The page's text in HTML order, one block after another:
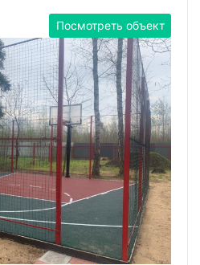
Посмотреть объект